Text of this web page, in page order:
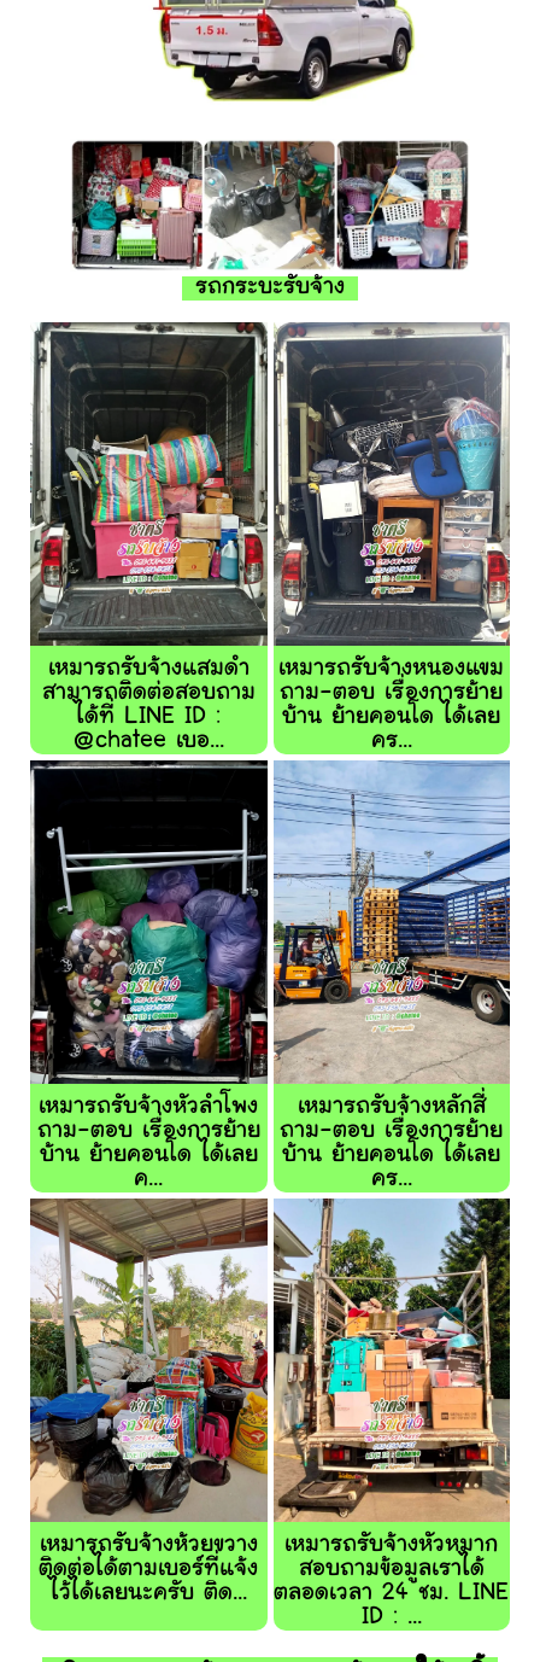
รถกระบะรับจ้าง
เหมารถรับจ้างแสมดำ
สามารถติดต่อสอบถาม
ได้ที่ LINE ID :
@chatee เบอ...
เหมารถรับจ้างหนองแขม
ถาม-ตอบ เรื่องการย้าย
บ้าน ย้ายคอนโด ได้เลย
คร...
เหมารถรับจ้างหัวลำโพง
ถาม-ตอบ เรื่องการย้าย
บ้าน ย้ายคอนโด ได้เลย
ค...
เหมารถรับจ้างหลักสี่
ถาม-ตอบ เรื่องการย้าย
บ้าน ย้ายคอนโด ได้เลย
คร...
เหมารถรับจ้างห้วยขวาง
ติดต่อได้ตามเบอร์ที่แจ้ง
ไว้ได้เลยนะครับ ติด...
เหมารถรับจ้างหัวหมาก
สอบถามข้อมูลเราได้
ตลอดเวลา 24 ชม. LINE
ID : ...